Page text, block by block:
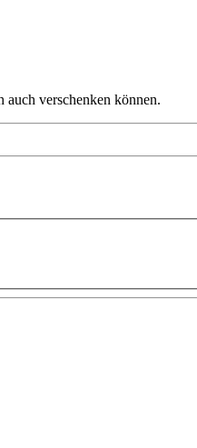
auch verschenken können.